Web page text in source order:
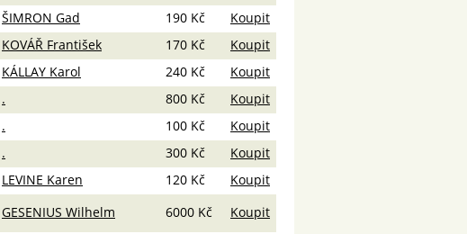
ŠIMRON Gad 190 Kč
Koupit
KOVÁŘ František 170 Kč
Koupit
KÁLLAY Karol 240 Kč
Koupit
. 800 Kč
Koupit
. 100 Kč
Koupit
. 300 Kč
Koupit
LEVINE Karen 120 Kč
Koupit
GESENIUS Wilhelm 6000 Kč
Koupit